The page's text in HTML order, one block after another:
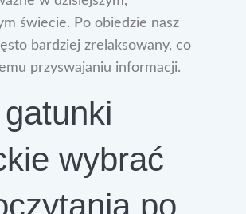
świecie. Po obiedzie nasz
bardziej zrelaksowany, co
przyswajaniu informacji.
wybrać
po